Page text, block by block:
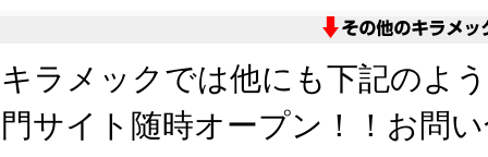
キラメックでは他にも下記のよ
門サイト随時オープン！！お問